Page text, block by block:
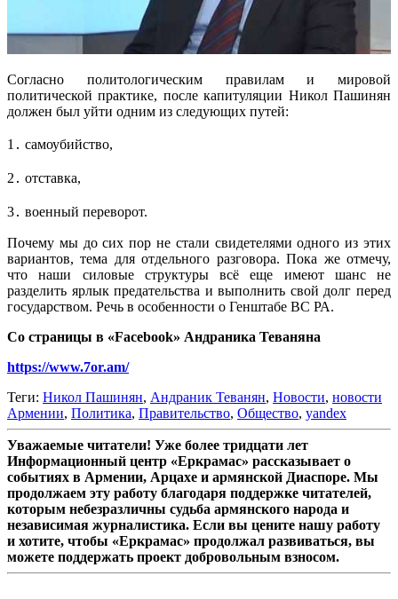
Согласно политологическим правилам и мировой
политической практике, после капитуляции Никол Пашинян
должен был уйти одним из следующих путей:
1․ самоубийство,
2․ отставка,
3․ военный переворот.
Почему мы до сих пор не стали свидетелями одного из этих
вариантов, тема для отдельного разговора. Пока же отмечу,
что наши силовые структуры всё еще имеют шанс не
разделить ярлык предательства и выполнить свой долг перед
государством. Речь в особенности о Генштабе ВС РА.
Со страницы в «Facebook» Андраника Теваняна
https://www.7or.am/
Теги: Никол Пашинян, Андраник Теванян, Новости, новости
Армении, Политика, Правительство, Общество, yandex
Уважаемые читатели! Уже более тридцати лет
Информационный центр «Еркрамас» рассказывает о
событиях в Армении, Арцахе и армянской Диаспоре. Мы
продолжаем эту работу благодаря поддержке читателей,
которым небезразличны судьба армянского народа и
независимая журналистика. Если вы цените нашу работу
и хотите, чтобы «Еркрамас» продолжал развиваться, вы
можете поддержать проект добровольным взносом.